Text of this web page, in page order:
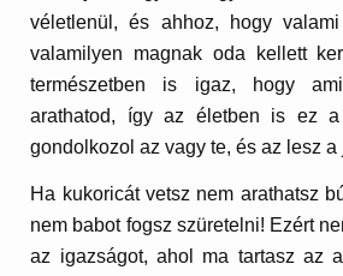
véletlenül, és ahhoz, hogy
valamilyen magnak oda kellett
természetben is igaz, hogy
arathatod, így az életben is ez
gondolkozol az vagy te, és az lesz a
Ha kukoricát vetsz nem arathatsz
nem babot fogsz szüretelni! Ezért
az igazságot, ahol ma tartasz az